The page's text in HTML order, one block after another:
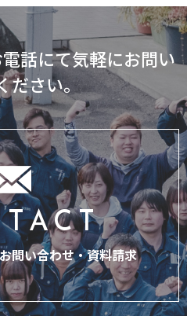
話にて気軽にお問い
ださい。
問い合わせ・資料請求